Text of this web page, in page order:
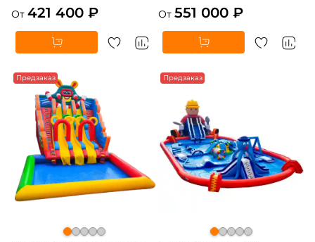
От 421 400 ₽ От 551 000 ₽
Предзаказ Предзаказ